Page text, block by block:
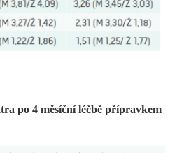
po 4 měsíční léčbě přípravkem